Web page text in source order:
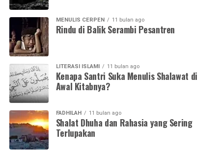
MENULIS CERPEN 11 bulan ago
Rindu di Balik Serambi Pesantren
LITERASI ISLAMI 11 bulan ago
Kenapa Santri Suka Menulis Shalawat di
Awal Kitabnya?
FADHILAH 11 bulan ago
Shalat Dhuha dan Rahasia yang Sering
Terlupakan